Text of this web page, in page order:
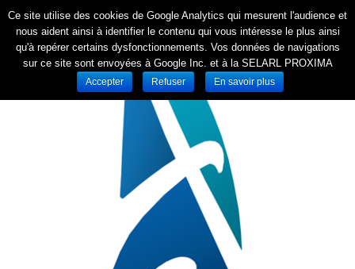
Ce site utilise des cookies de Google Analytics qui mesurent l'audience et
nous aident ainsi à identifier le contenu qui vous intéresse le plus ainsi
qu'à repérer certains dysfonctionnements. Vos données de navigations
sur ce site sont envoyées à Google Inc. et à la SELARL PROXIMA
Accepter Refuser En savoir plus